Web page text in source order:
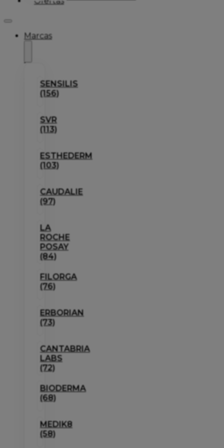
Marcas
SENSILIS
(156)
SVR
(113)
ESTHEDERM
(103)
CAUDALIE
(97)
LA
ROCHE
POSAY
(84)
FILORGA
(76)
ERBORIAN
(73)
CANTABRIA
LABS
(72)
BIODERMA
(68)
MEDIK8
(58)